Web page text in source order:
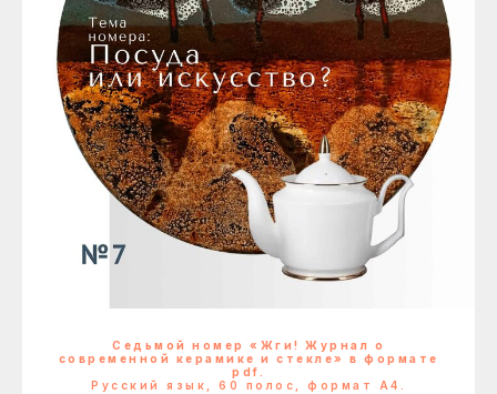
Седьмой номер «Жги! Журнал о
современной керамике и стекле» в формате
pdf.
Русский язык, 60 полос, формат А4.